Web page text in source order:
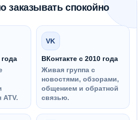
заказывать спокойно
ATV.
VK
ВКонтакте с 2010 года
Живая группа с
новостями, обзорами,
общением и обратной
связью.